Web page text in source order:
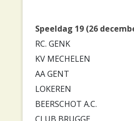
Speeldag 19 (26
RC. GENK
KV MECHELEN
AA GENT
LOKEREN
BEERSCHOT A.C.